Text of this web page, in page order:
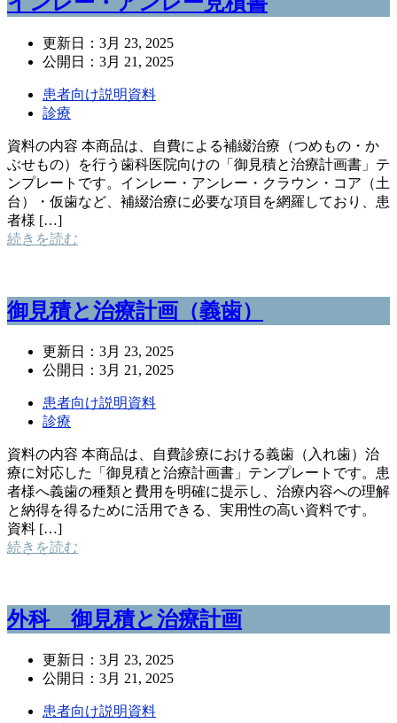
更新日： 3月 23, 2025
公開日： 3月 21, 2025
患者向け説明資料
診療
資料の内容 本商品は、自費による補綴治療（つめもの・か
ぶせもの）を行う歯科医院向けの「御見積と治療計画書」テ
ンプレートです。インレー・アンレー・クラウン・コア（土
台）・仮歯など、補綴治療に必要な項目を網羅しており、患
者様 […]
続きを読む
御見積と治療計画（義歯）
更新日： 3月 23, 2025
公開日： 3月 21, 2025
患者向け説明資料
診療
資料の内容 本商品は、自費診療における義歯（入れ歯）治
療に対応した「御見積と治療計画書」テンプレートです。患
者様へ義歯の種類と費用を明確に提示し、治療内容への理解
と納得を得るために活用できる、実用性の高い資料です。
資料 […]
続きを読む
外科 御見積と治療計画
更新日： 3月 23, 2025
公開日： 3月 21, 2025
患者向け説明資料